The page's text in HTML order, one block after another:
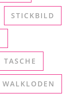
STICKBILD
TASCHE
WALKLODEN